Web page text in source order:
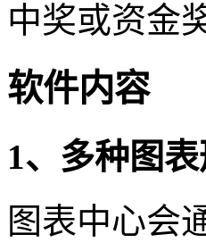
中奖或资金
软件内容
1、多种图
图表中心会